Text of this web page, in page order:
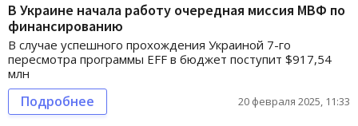
В Украине начала работу очередная миссия МВФ по
финансированию
В случае успешного прохождения Украиной 7-го
пересмотра программы EFF в бюджет поступит $917,54
млн
Подробнее 20 февраля 2025, 11:33